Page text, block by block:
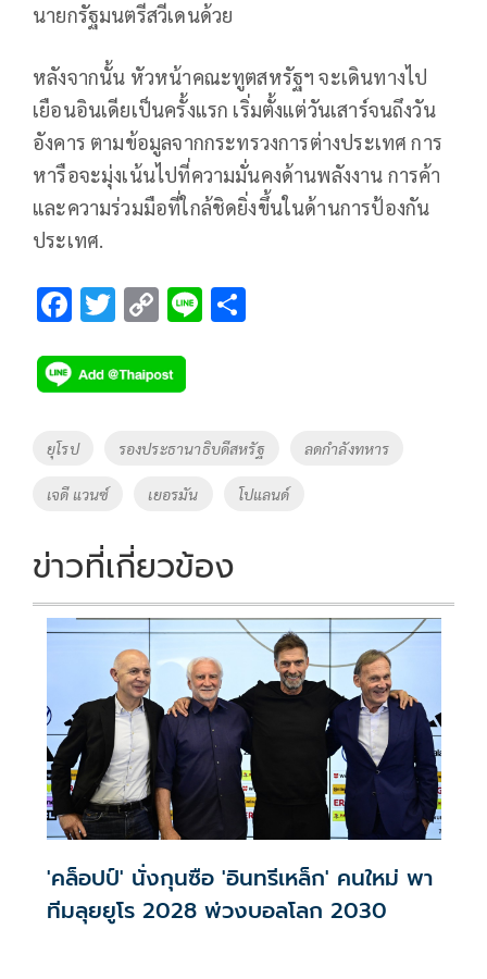
นายกรัฐมนตรีสวีเดนด้วย
หลังจากนั้น หัวหน้าคณะทูตสหรัฐฯ จะเดินทางไป
เยือนอินเดียเป็นครั้งแรก เริ่มตั้งแต่วันเสาร์จนถึงวัน
อังคาร ตามข้อมูลจากกระทรวงการต่างประเทศ การ
หารือจะมุ่งเน้นไปที่ความมั่นคงด้านพลังงาน การค้า
และความร่วมมือที่ใกล้ชิดยิ่งขึ้นในด้านการป้องกัน
ประเทศ.
F
e
b
o
k
T
tt
er
C
p
y
Li
k
Li
Tags
ยุโรป รองประธานาธิบดีสหรัฐ ลดกำลังทหาร
เจดี แวนซ์ เยอรมัน โปแลนด์
ข่าวที่เกี่ยวข้อง
'คล็อปป์' นั่งกุนซือ 'อินทรีเหล็ก' คนใหม่ พา
ทีมลุยยูโร 2028 พ่วงบอลโลก 2030